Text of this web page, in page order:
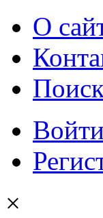
О
Поиск
Войти
×